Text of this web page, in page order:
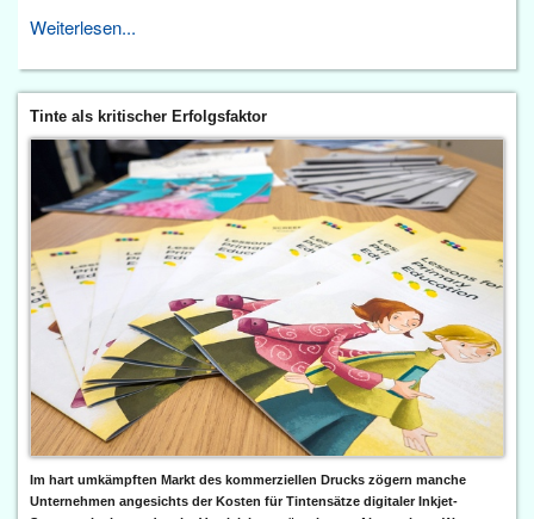
Weiterlesen...
Tinte als kritischer Erfolgsfaktor
Im hart umkämpften Markt des kommerziellen Drucks zögern manche
Unternehmen angesichts der Kosten für Tintensätze digitaler Inkjet-